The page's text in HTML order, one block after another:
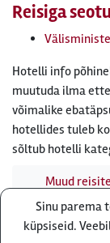
Reisiga
Hotelli info
muutuda ilma
võimalike
hotellides tuleb
sõltub hotelli
Küsi pakkumist
Muud
uudisvoog
Reisibüroo
Sinu parema
küpsiseid.